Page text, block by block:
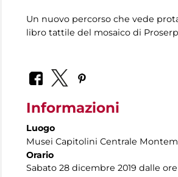
Un nuovo percorso che vede
libro tattile del mosaico di
Informazioni
Luogo
Musei Capitolini Centrale
Orario
Sabato 28 dicembre 2019 dalle ore